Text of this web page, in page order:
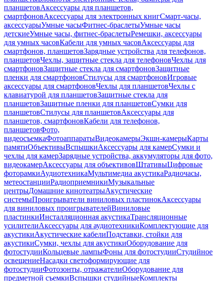
планшетовАксессуары для планшетов,
смартфоновАксессуары для электронных книгСмарт-часы,
аксессуарыУмные часыФитнес-браслетыУмные часы
детскиеУмные часы, фитнес-браслетыРемешки, аксессуары
для умных часовКабели для умных часовАксессуары для
смартфонов, планшетовЗарядные устройства для телефонов,
планшетовЧехлы, защитные стекла для телефоновЧехлы для
смартфоновЗащитные стекла для смартфоновЗащитные
пленки для смартфоновСтилусы для смартфоновИгровые
аксессуары для смартфоновЧехлы для планшетовЧехлы с
клавиатурой для планшетовЗащитные стекла для
планшетовЗащитные пленки для планшетовСумки для
планшетовСтилусы для планшетовАксессуары для
планшетов, смартфоновКабели для телефонов,
планшетовФото,
видеосъемкаФотоаппаратыВидеокамерыЭкшн-камерыКарты
памятиОбъективыВспышкиАксессуары для камерСумки и
чехлы для камерЗарядные устройства, аккумуляторы для фото,
видеокамерАксессуары для объективовШтативыЦифровые
фоторамкиАудиотехникаМультимедиа акустикаРадиочасы,
метеостанцииРадиоприемникиМузыкальные
центрыДомашние кинотеатрыАкустические
системыПроигрыватели виниловых пластинокАксессуары
для виниловых проигрывателейВиниловые
пластинкиИнсталляционная акустикаТрансляционные
усилителиАксессуары для аудиотехникиКомплектующие для
акустикиАкустические кабелиПодставки, стойки для
акустикиСумки, чехлы для акустикиОборудование для
фотостудииКольцевые лампыФоны для фотостудииСтудийное
освещениеНасадки светоформирующие для
фотостудииФотозонты, отражателиОборудование для
предметной съемкиВспышки студийныеКомплекты